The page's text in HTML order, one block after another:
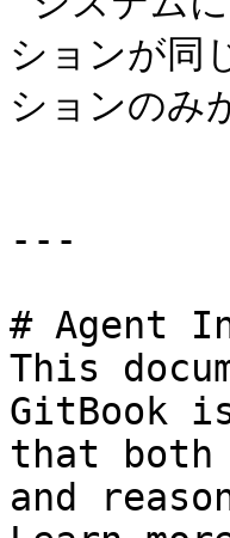
ションが
ションのみ
---
# Agent
This
GitBook
that both
and